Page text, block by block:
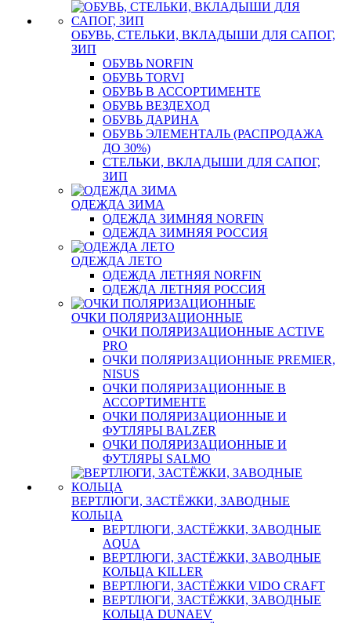
ОБУВЬ, СТЕЛЬКИ, ВКЛАДЫШИ ДЛЯ САПОГ,
ЗИП
ОБУВЬ NORFIN
ОБУВЬ TORVI
ОБУВЬ В АССОРТИМЕНТЕ
ОБУВЬ ВЕЗДЕХОД
ОБУВЬ ДАРИНА
ОБУВЬ ЭЛЕМЕНТАЛЬ (РАСПРОДАЖА
ДО 30%)
СТЕЛЬКИ, ВКЛАДЫШИ ДЛЯ САПОГ,
ЗИП
ОДЕЖДА ЗИМА
ОДЕЖДА ЗИМНЯЯ NORFIN
ОДЕЖДА ЗИМНЯЯ РОССИЯ
ОДЕЖДА ЛЕТО
ОДЕЖДА ЛЕТНЯЯ NORFIN
ОДЕЖДА ЛЕТНЯЯ РОССИЯ
ОЧКИ ПОЛЯРИЗАЦИОННЫЕ
ОЧКИ ПОЛЯРИЗАЦИОННЫЕ ACTIVE
PRO
ОЧКИ ПОЛЯРИЗАЦИОННЫЕ PREMIER,
NISUS
ОЧКИ ПОЛЯРИЗАЦИОННЫЕ В
АССОРТИМЕНТЕ
ОЧКИ ПОЛЯРИЗАЦИОННЫЕ И
ФУТЛЯРЫ BALZER
ОЧКИ ПОЛЯРИЗАЦИОННЫЕ И
ФУТЛЯРЫ SALMO
ВЕРТЛЮГИ, ЗАСТЁЖКИ, ЗАВОДНЫЕ
КОЛЬЦА
ВЕРТЛЮГИ, ЗАСТЁЖКИ, ЗАВОДНЫЕ
AQUA
ВЕРТЛЮГИ, ЗАСТЁЖКИ, ЗАВОДНЫЕ
КОЛЬЦА KILLER
ВЕРТЛЮГИ, ЗАСТЁЖКИ VIDO CRAFT
ВЕРТЛЮГИ, ЗАСТЁЖКИ, ЗАВОДНЫЕ
КОЛЬЦА DUNAEV